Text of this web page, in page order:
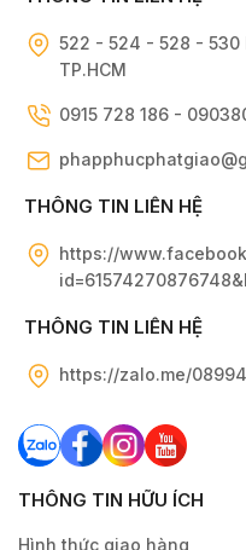
522 - 524 - 528 - 530
TP.HCM
0915 728 186 -
THÔNG TIN LIÊN HỆ
https://
THÔNG TIN LIÊN HỆ
https://zalo.me/
THÔNG TIN HỮU ÍCH
Hình thức giao hàng